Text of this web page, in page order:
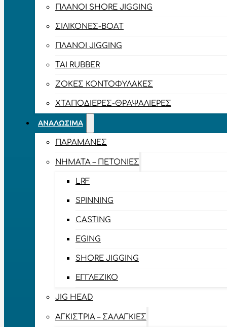
ΠΛΆΝΟΙ SHORE JIGGING
ΣΙΛΙΚΌΝΕΣ-BOAT
ΠΛΆΝΟΙ JIGGING
TAI RUBBER
ΖΌΚΕΣ ΚΟΝΤΟΦΎΛΑΚΕΣ
ΧΤΑΠΟΔΙΈΡΕΣ-ΘΡΑΨΑΛΙΈΡΕΣ
ΑΝΑΛΏΣΙΜΑ
ΠΑΡΑΜΆΝΕΣ
ΝΉΜΑΤΑ – ΠΕΤΟΝΙΈΣ
LRF
SPINNING
CASTING
EGING
SHORE JIGGING
ΕΓΓΛΈΖΙΚΟ
JIG HEAD
ΑΓΚΊΣΤΡΙΑ – ΣΑΛΑΓΚΙΈΣ